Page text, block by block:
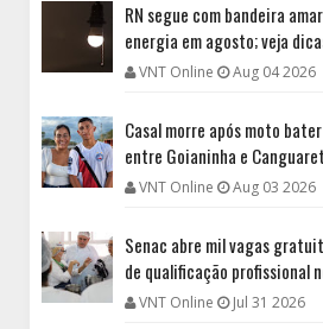
RN segue com bandeira
energia em agosto; veja
VNT Online Aug 04 2026
Casal morre após moto
entre Goianinha e
VNT Online Aug 03 2026
Senac abre mil vagas
de qualificação profissional
VNT Online Jul 31 2026